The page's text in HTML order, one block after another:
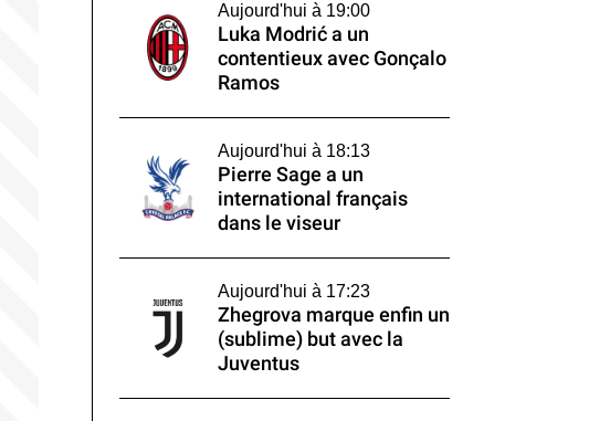
Aujourd'hui à 19:00
Luka Modrić a un
contentieux avec Gonçalo
Ramos
Aujourd'hui à 18:13
Pierre Sage a un
international français
dans le viseur
Aujourd'hui à 17:23
Zhegrova marque enfin un
(sublime) but avec la
Juventus